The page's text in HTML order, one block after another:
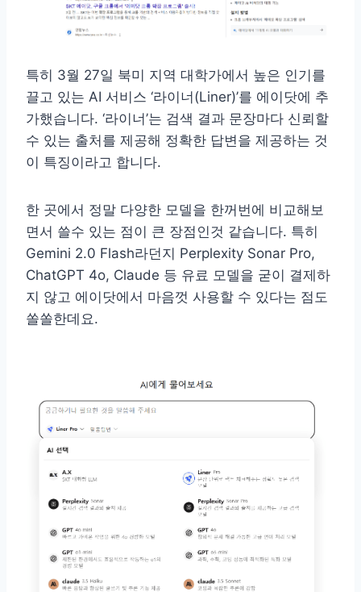
특히 3월 27일 북미 지역 대학가에서 높은 인기를
끌고 있는 AI 서비스 ‘라이너(Liner)’를 에이닷에 추
가했습니다. ‘라이너’는 검색 결과 문장마다 신뢰할
수 있는 출처를 제공해 정확한 답변을 제공하는 것
이 특징이라고 합니다.
한 곳에서 정말 다양한 모델을 한꺼번에 비교해보
면서 쓸수 있는 점이 큰 장점인것 같습니다. 특히
Gemini 2.0 Flash라던지 Perplexity Sonar Pro,
ChatGPT 4o, Claude 등 유료 모델을 굳이 결제하
지 않고 에이닷에서 마음껏 사용할 수 있다는 점도
쏠쏠한데요.